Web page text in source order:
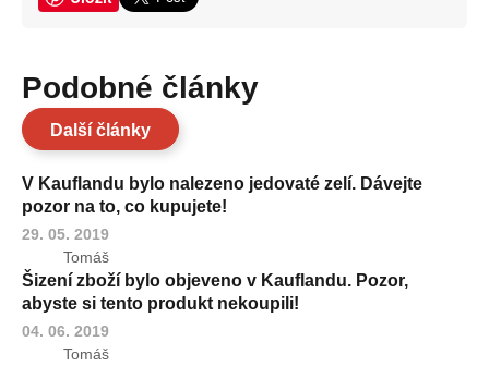
Podobné články
Další články
V Kauflandu bylo nalezeno jedovaté zelí. Dávejte
pozor na to, co kupujete!
29. 05. 2019
Tomáš
Šizení zboží bylo objeveno v Kauflandu. Pozor,
abyste si tento produkt nekoupili!
04. 06. 2019
Tomáš